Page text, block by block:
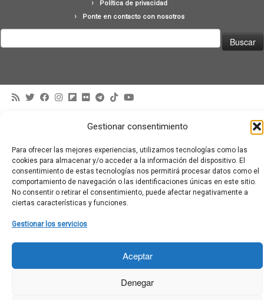
Gestionar consentimiento
Para ofrecer las mejores experiencias, utilizamos tecnologías como las
cookies para almacenar y/o acceder a la información del dispositivo. El
consentimiento de estas tecnologías nos permitirá procesar datos como el
comportamiento de navegación o las identificaciones únicas en este sitio.
No consentir o retirar el consentimiento, puede afectar negativamente a
ciertas características y funciones.
Gestionar los servicios
Aceptar
Denegar
Política de privacidad
Ponte en contacto con nosotros
Diseñado con elTema Customizr·